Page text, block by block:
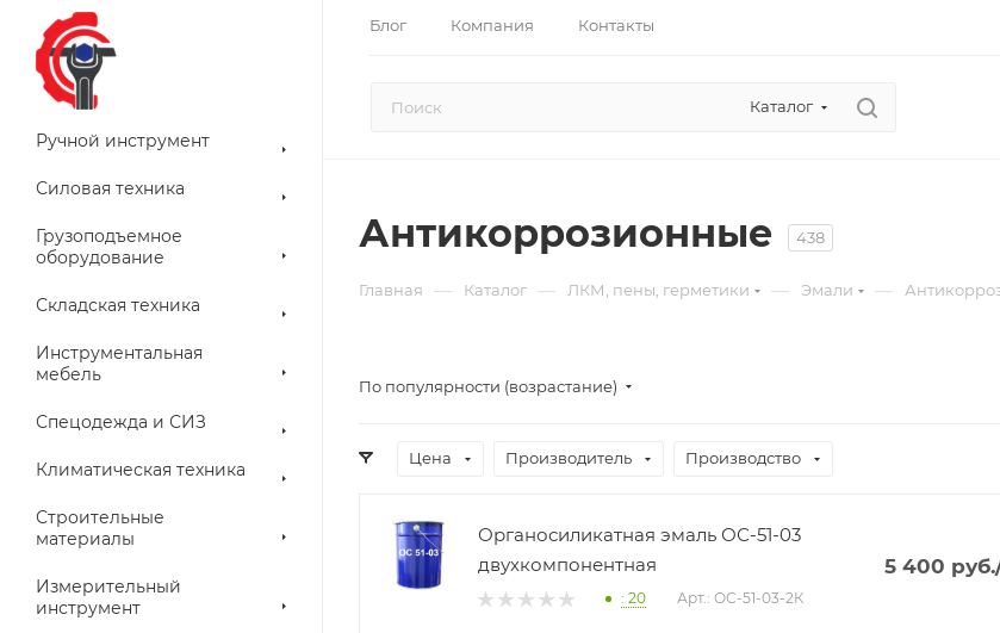
Блог Компания Контакты
Каталог
Ручной инструмент
Силовая техника
Грузоподъемное
оборудование
Складская техника
Инструментальная
мебель
Спецодежда и СИЗ
Климатическая техника
Строительные
материалы
Измерительный
инструмент
Антикоррозионные 438
Главная — Каталог — ЛКМ, пены, герметики — Эмали —
По популярности (возрастание)
Цена Производитель Производство
Органосиликатная эмаль ОС-51-03
двухкомпонентная
: 20 Арт.: ОС-51-03-2К
5 400 руб.